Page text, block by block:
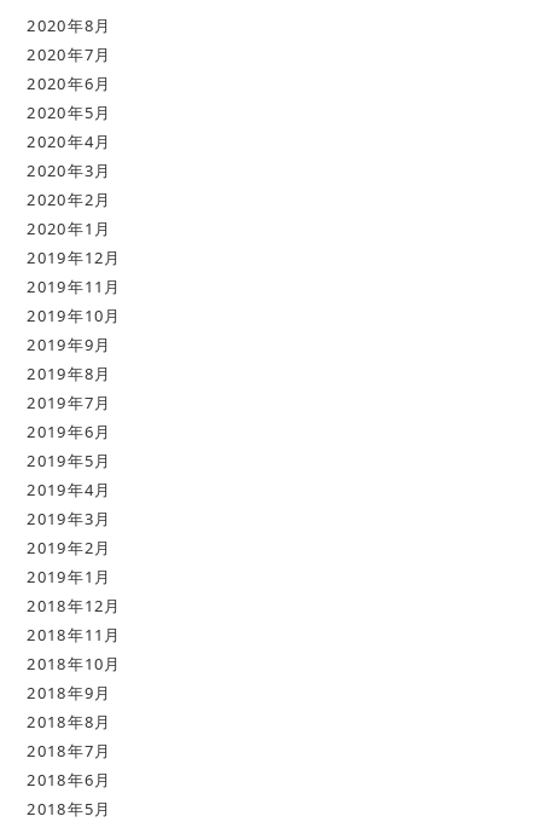
2020年8月
2020年7月
2020年6月
2020年5月
2020年4月
2020年3月
2020年2月
2020年1月
2019年12月
2019年11月
2019年10月
2019年9月
2019年8月
2019年7月
2019年6月
2019年5月
2019年4月
2019年3月
2019年2月
2019年1月
2018年12月
2018年11月
2018年10月
2018年9月
2018年8月
2018年7月
2018年6月
2018年5月